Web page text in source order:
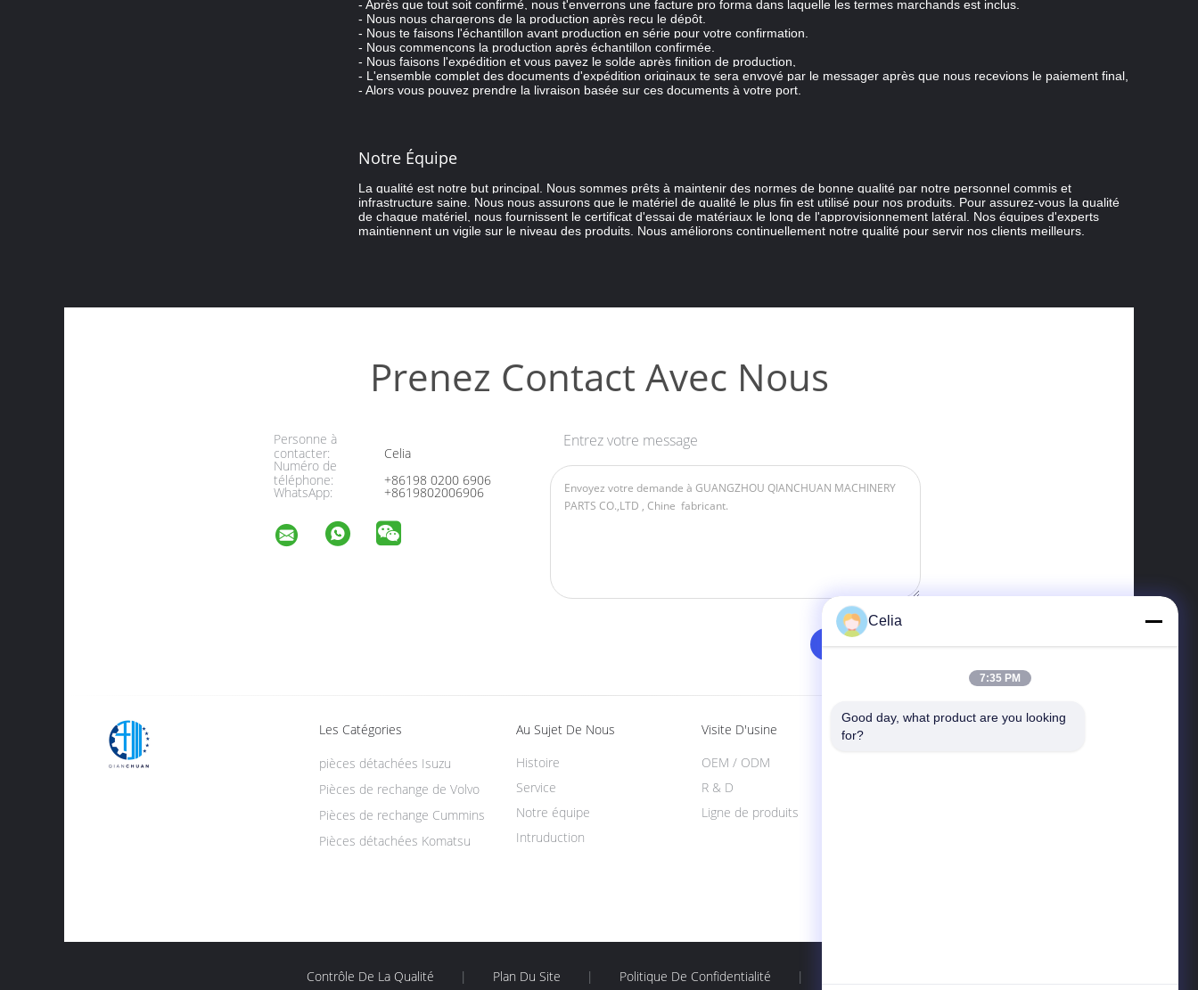
- Après que tout soit confirmé, nous t'enverrons une facture pro forma dans laquelle les termes marchands est inclus.
- Nous nous chargerons de la production après reçu le dépôt.
- Nous te faisons l'échantillon avant production en série pour votre confirmation.
- Nous commençons la production après échantillon confirmée.
- Nous faisons l'expédition et vous payez le solde après finition de production,
- L'ensemble complet des documents d'expédition originaux te sera envoyé par le messager après que nous recevions le paiement final,
- Alors vous pouvez prendre la livraison basée sur ces documents à votre port.
Notre Équipe
La qualité est notre but principal. Nous sommes prêts à maintenir des normes de bonne qualité par notre personnel commis et
infrastructure saine. Nous nous assurons que le matériel de qualité le plus fin est utilisé pour nos produits. Pour assurez-vous la qualité
de chaque matériel, nous fournissent le certificat d'essai de matériaux le long de l'approvisionnement latéral. Nos équipes d'experts
maintiennent un vigile sur le niveau des produits. Nous améliorons continuellement notre qualité pour servir nos clients meilleurs.
Prenez Contact Avec Nous
Personne à
contacter:
Celia
Numéro de
téléphone:
+86198 0200 6906
WhatsApp: +8619802006906
Entrez votre message
Les Catégories
Pièces détachées Komatsu
pièces détachées Isuzu
Pièces de rechange de Volvo
Pièces de rechange Cummins
Au Sujet De Nous
Intruduction
Histoire
Service
Notre équipe
Visite D'usine
Ligne de produits
OEM / ODM
R & D
Contactez-Nous
Contrôle De La Qualité | Plan Du Site | Politique De Confidentialité |
Celia
7:35 PM
Good day, what product are you looking
for?